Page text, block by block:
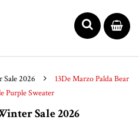
2026
13De Marzo Palda Bear
Purple Sweater
Sale 2026